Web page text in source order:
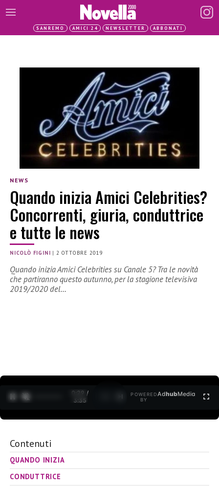
SANREMO AMICI 24 NEWSLETTER ABBONATI
NEWS
Quando inizia Amici Celebrities?
Concorrenti, giuria, conduttrice
e tutte le news
NICOLÒ FIGINI | 2 OTTOBRE 2019
Quando inizia Amici Celebrities su Canale 5? Tra le novità
che partiranno questo autunno, per la stagione televisiva
2019/2020 del…
0:30 /
3:35
POWERED
BY
AdhubMedia
Contenuti
QUANDO INIZIA
CONDUTTRICE